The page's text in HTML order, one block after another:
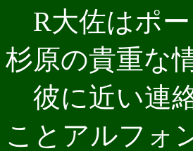
R大佐はポー
杉原の貴重な
彼に近い連
ことアルフォ